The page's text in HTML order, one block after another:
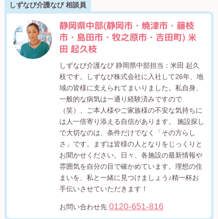
しずなび介護なび 相談員
静岡県中部(静岡市・焼津市・藤枝
市・島田市・牧之原市・吉田町) 米
田 起久枝
しずなび介護なび 静岡県中部担当：米田 起久
枝です。しずなび株式会社に入社して26年、地
域の皆様に支えられてまいりました。私自身、
一般的な病気は一通り経験済みですので
（笑）、ご本人様やご家族様の不安な気持ちに
は人一倍寄り添える自信があります。 施設探し
で大切なのは、条件だけでなく「その方らし
さ」です。まずは皆様の人となりをじっくりと
お聞かせください。日々、各施設の最新情報や
雰囲気を自分の目で確かめています。理想の住
まいを、私と一緒に見つけましょう♪精一杯お
手伝いさせていただきます！
お問い合わせ先 0120-651-816